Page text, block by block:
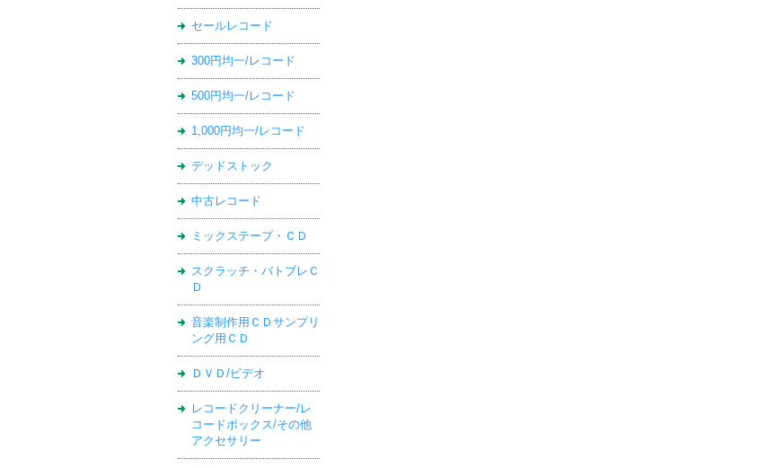
セールレコード
300円均一/レコード
500円均一/レコード
1,000円均一/レコード
デッドストック
中古レコード
ミックステープ・ＣＤ
スクラッチ・バトブレＣ
Ｄ
音楽制作用ＣＤサンプリ
ング用ＣＤ
ＤＶＤ/ビデオ
レコードクリーナー/レ
コードボックス/その他
アクセサリー